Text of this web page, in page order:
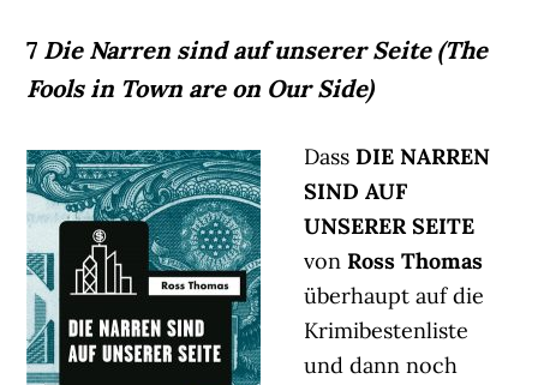
7 Die Narren sind auf unserer Seite (The
Fools in Town are on Our Side)
DassDIE NARREN
SIND AUF
UNSERER SEITE
vonRoss Thomas
überhaupt auf die
Krimibestenliste
und dann noch